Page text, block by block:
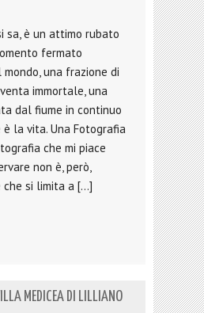
sa, è un attimo rubato
fermato
una frazione di
immortale, una
dal fiume in continuo
è la vita. Una Fotografia
che mi piace
non è, però,
che si limita a […]
MEDICEA DI LILLIANO